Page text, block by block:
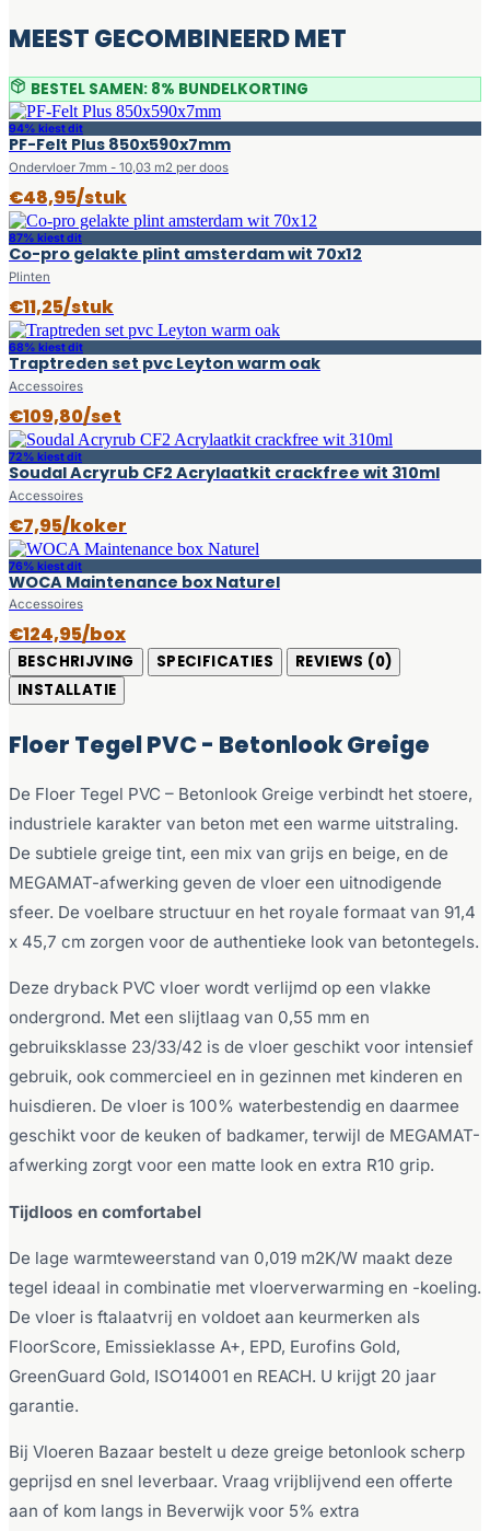
MEEST GECOMBINEERD MET
BESTEL SAMEN: 8% BUNDELKORTING
94% kiest dit
PF-Felt Plus 850x590x7mm
Ondervloer 7mm - 10,03 m2 per doos
€48,95/stuk
87% kiest dit
Co-pro gelakte plint amsterdam wit 70x12
Plinten
€11,25/stuk
68% kiest dit
Traptreden set pvc Leyton warm oak
Accessoires
€109,80/set
72% kiest dit
Soudal Acryrub CF2 Acrylaatkit crackfree wit 310ml
Accessoires
€7,95/koker
76% kiest dit
WOCA Maintenance box Naturel
Accessoires
€124,95/box
BESCHRIJVING SPECIFICATIES
REVIEWS (0)
INSTALLATIE
Floer Tegel PVC - Betonlook Greige
De Floer Tegel PVC – Betonlook Greige verbindt het stoere,
industriele karakter van beton met een warme uitstraling.
De subtiele greige tint, een mix van grijs en beige, en de
MEGAMAT-afwerking geven de vloer een uitnodigende
sfeer. De voelbare structuur en het royale formaat van 91,4
x 45,7 cm zorgen voor de authentieke look van betontegels.
Deze dryback PVC vloer wordt verlijmd op een vlakke
ondergrond. Met een slijtlaag van 0,55 mm en
gebruiksklasse 23/33/42 is de vloer geschikt voor intensief
gebruik, ook commercieel en in gezinnen met kinderen en
huisdieren. De vloer is 100% waterbestendig en daarmee
geschikt voor de keuken of badkamer, terwijl de MEGAMAT-
afwerking zorgt voor een matte look en extra R10 grip.
Tijdloos en comfortabel
De lage warmteweerstand van 0,019 m2K/W maakt deze
tegel ideaal in combinatie met vloerverwarming en -koeling.
De vloer is ftalaatvrij en voldoet aan keurmerken als
FloorScore, Emissieklasse A+, EPD, Eurofins Gold,
GreenGuard Gold, ISO14001 en REACH. U krijgt 20 jaar
garantie.
Bij Vloeren Bazaar bestelt u deze greige betonlook scherp
geprijsd en snel leverbaar. Vraag vrijblijvend een offerte
aan of kom langs in Beverwijk voor 5% extra